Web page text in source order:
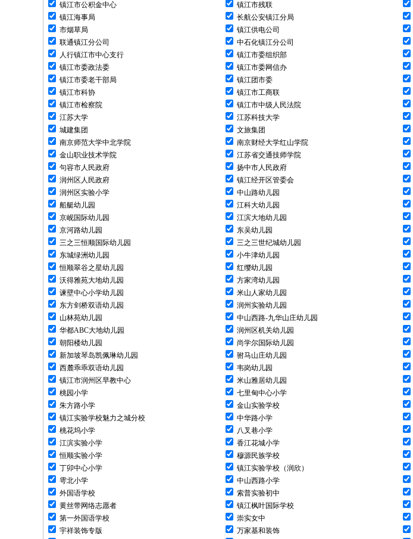
镇江市公积金中心
镇江市残联
镇江海事局
长航公安镇江分局
市烟草局
镇江供电公司
联通镇江分公司
中石化镇江分公司
人行镇江市中心支行
镇江市委组织部
镇江市委政法委
镇江市委网信办
镇江市委老干部局
镇江团市委
镇江市科协
镇江市工商联
镇江市检察院
镇江市中级人民法院
江苏大学
江苏科技大学
城建集团
文旅集团
南京师范大学中北学院
南京财经大学红山学院
金山职业技术学院
江苏省交通技师学院
句容市人民政府
扬中市人民政府
润州区人民政府
镇江经开区管委会
润州区实验小学
中山路幼儿园
船艇幼儿园
江科大幼儿园
京岘国际幼儿园
江滨大地幼儿园
京河路幼儿园
东吴幼儿园
三之三恒顺国际幼儿园
三之三世纪城幼儿园
东城绿洲幼儿园
小牛津幼儿园
恒顺翠谷之星幼儿园
红缨幼儿园
沃得雅苑大地幼儿园
方家湾幼儿园
谏壁中心小学幼儿园
米山人家幼儿园
东方剑桥双语幼儿园
润州实验幼儿园
山林苑幼儿园
中山西路-九华山庄幼儿园
华都ABC大地幼儿园
润州区机关幼儿园
朝阳楼幼儿园
尚学尔国际幼儿园
新加坡琴岛凯佩琳幼儿园
驸马山庄幼儿园
西麓乖乖双语幼儿园
韦岗幼儿园
镇江市润州区早教中心
米山雅居幼儿园
桃园小学
七里甸中心小学
朱方路小学
金山实验学校
镇江实验学校魅力之城分校
中华路小学
桃花坞小学
八叉巷小学
江滨实验小学
香江花城小学
恒顺实验小学
穆源民族学校
丁卯中心小学
镇江实验学校（润欣）
雩北小学
中山西路小学
外国语学校
索普实验初中
黄丝带网络志愿者
镇江枫叶国际学校
第一外国语学校
崇实女中
宇祥装饰专版
万家基和装饰